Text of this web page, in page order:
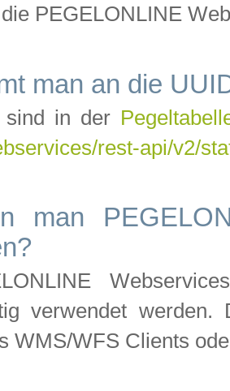
PEGELONLINE
man an die
sind in der
rest-api/v2/
man
verwendet
WMS/WFS Clients